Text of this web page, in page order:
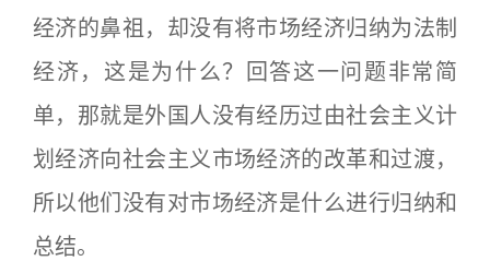
经济的鼻祖，却没有将市场经济归纳为法制
经济，这是为什么？回答这一问题非常简
单，那就是外国人没有经历过由社会主义计
划经济向社会主义市场经济的改革和过渡，
所以他们没有对市场经济是什么进行归纳和
总结。